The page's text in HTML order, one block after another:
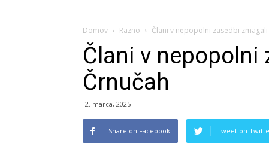
Domov Razno Člani v nepopolni zasedbi zmagali
Člani v nepopolni
Črnučah
2. marca, 2025
Share on Facebook Tweet on